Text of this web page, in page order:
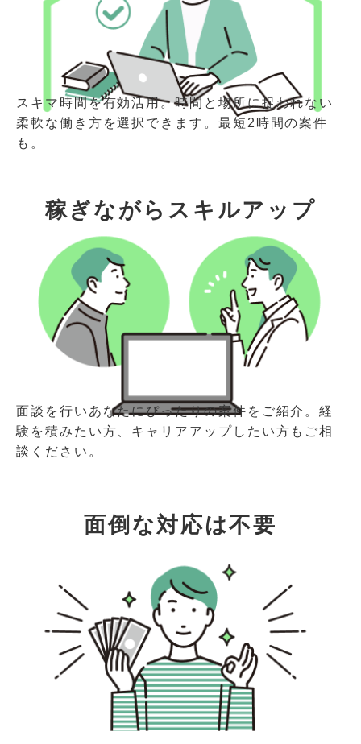
スキマ時間を有効活用。時間と場所に捉われない
柔軟な働き方を選択できます。最短2時間の案件
も。
稼ぎながらスキルアップ
面談を行いあなたにぴったりの案件をご紹介。経
験を積みたい方、キャリアアップしたい方もご相
談ください。
面倒な対応は不要